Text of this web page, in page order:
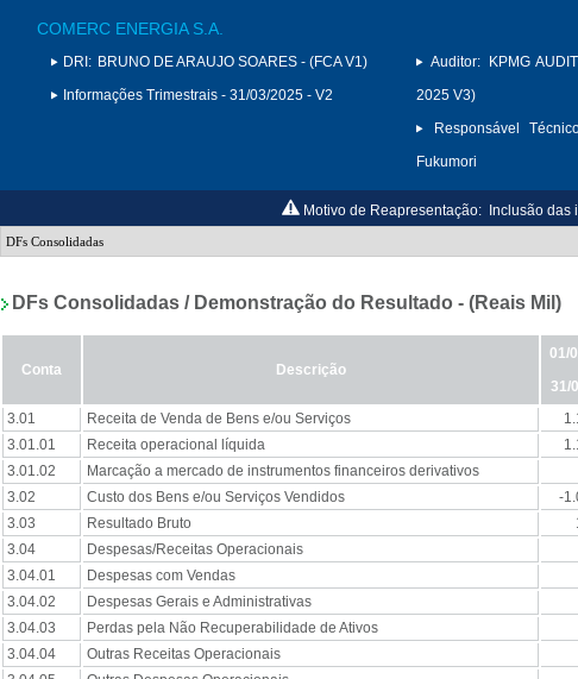
COMERC ENERGIA S.A.
DRI: BRUNO DE ARAUJO SOARES - (FCA V1)
Informações Trimestrais - 31/03/2025 - V2
Auditor:
KPMG
2025 V3)
Responsável
Fukumori
Motivo de Reapresentação: Inclusão das